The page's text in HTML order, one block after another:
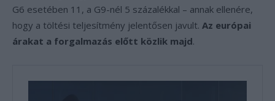
G6 esetében 11, a G9-nél 5 százalékkal – annak ellenére,
hogy a töltési teljesítmény jelentősen javult. Az európai
árakat a forgalmazás előtt közlik majd.